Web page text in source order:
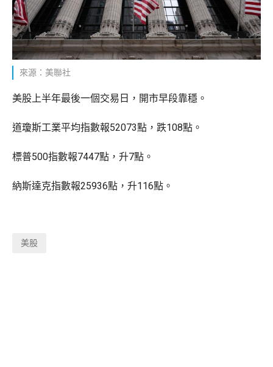
來源：美聯社
美股上半年最後一個交易日，開市早段靠穩。
道瓊斯工業平均指數報52073點，跌108點。
標普500指數報7447點，升7點。
納斯達克指數報25936點，升116點。
美股